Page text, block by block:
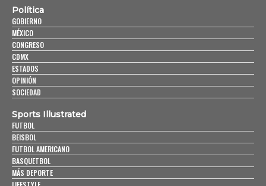
Política
GOBIERNO
MÉXICO
CONGRESO
CDMX
ESTADOS
OPINIÓN
SOCIEDAD
Sports Illustrated
FUTBOL
BEISBOL
FUTBOL AMERICANO
BASQUETBOL
MÁS DEPORTE